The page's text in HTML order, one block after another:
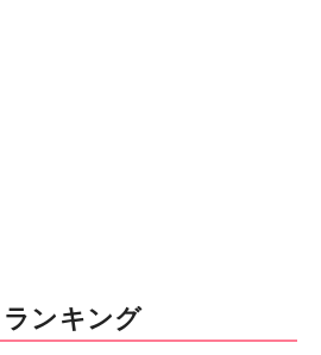
ンキング